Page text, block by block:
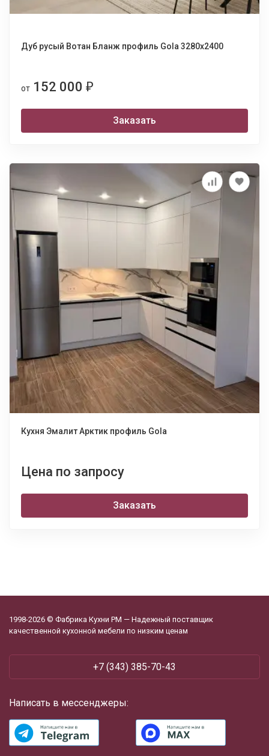
Дуб русый Вотан Бланж профиль Gola 3280х2400
от 152 000 ₽
Заказать
Кухня Эмалит Арктик профиль Gola
Цена по запросу
Заказать
1998-2026 © Фабрика Кухни РМ — Надежный поставщик
качественной кухонной мебели по низким ценам
+7 (343) 385-70-43
Написать в мессенджеры: